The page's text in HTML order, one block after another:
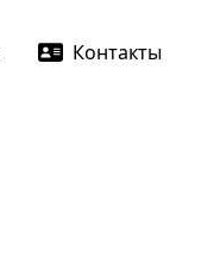
Контакты